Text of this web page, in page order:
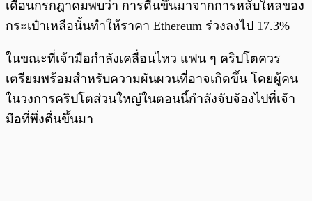
เดือนกรกฎาคมพบว่า การตื่นขึ้นมาจากการหลับใหลของ
กระเป๋าเหลือนั้นทำให้ราคา Ethereum ร่วงลงไป 17.3%
ในขณะที่เจ้ามือกำลังเคลื่อนไหว แฟน ๆ คริปโตควร
เตรียมพร้อมสำหรับความผันผวนที่อาจเกิดขึ้น โดยผู้คน
ในวงการคริปโตส่วนใหญ่ในตอนนี้กำลังจับจ้องไปที่เจ้า
มือที่พึ่งตื่นขึ้นมา